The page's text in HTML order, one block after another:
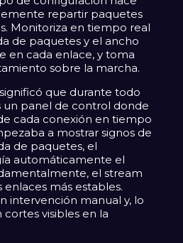
repartir paquetes
Monitoriza en tiempo real
de paquetes y el ancho
en cada enlace, y toma
sobre la marcha.
que durante todo
panel de control donde
cada conexión en tiempo
a mostrar signos de
de paquetes, el
automáticamente el
el stream
más estables.
intervención manual y, lo
visibles en la